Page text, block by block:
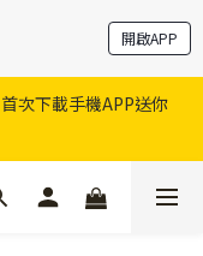
開啟APP
次下載手機APP送你